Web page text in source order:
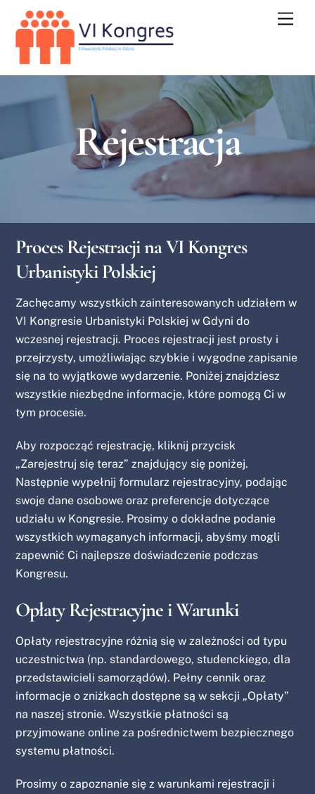
content
Rejestracja
Proces Rejestracji na VI Kongres
Urbanistyki Polskiej
Zachęcamy wszystkich zainteresowanych udziałem w
VI Kongresie Urbanistyki Polskiej w Gdyni do
wczesnej rejestracji. Proces rejestracji jest prosty i
przejrzysty, umożliwiając szybkie i wygodne zapisanie
się na to wyjątkowe wydarzenie. Poniżej znajdziesz
wszystkie niezbędne informacje, które pomogą Ci w
tym procesie.
Aby rozpocząć rejestrację, kliknij przycisk
„Zarejestruj się teraz” znajdujący się poniżej.
Następnie wypełnij formularz rejestracyjny, podając
swoje dane osobowe oraz preferencje dotyczące
udziału w Kongresie. Prosimy o dokładne podanie
wszystkich wymaganych informacji, abyśmy mogli
zapewnić Ci najlepsze doświadczenie podczas
Kongresu.
Opłaty Rejestracyjne i Warunki
Opłaty rejestracyjne różnią się w zależności od typu
uczestnictwa (np. standardowego, studenckiego, dla
przedstawicieli samorządów). Pełny cennik oraz
informacje o zniżkach dostępne są w sekcji „Opłaty”
na naszej stronie. Wszystkie płatności są
przyjmowane online za pośrednictwem bezpiecznego
systemu płatności.
Prosimy o zapoznanie się z warunkami rejestracji i